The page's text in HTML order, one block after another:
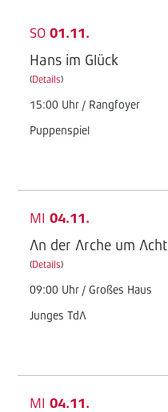
SO 01.11.
Hans im Glück
(Details)
15:00 Uhr / Rangfoyer
Puppenspiel
MI 04.11.
An der Arche um Acht
(Details)
09:00 Uhr / Großes Haus
Junges TdA
MI 04.11.